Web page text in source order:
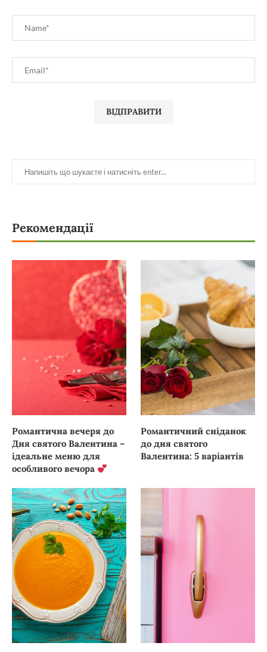
Рекомендації
Романтична вечеря до
Дня святого Валентина –
ідеальне меню для
особливого вечора
Романтичний сніданок
до дня святого
Валентина: 5 варіантів